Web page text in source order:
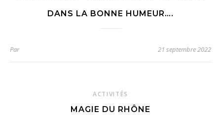
DANS LA BONNE HUMEUR….
Par 21 septembre 2022
ACTIVITÉS
MAGIE DU RHÔNE